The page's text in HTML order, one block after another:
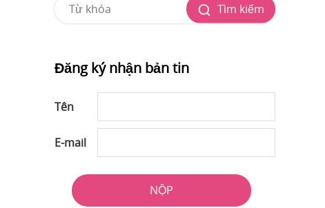
Tìm kiếm
Đăng ký nhận bản tin
Tên
E-mail
NỘP